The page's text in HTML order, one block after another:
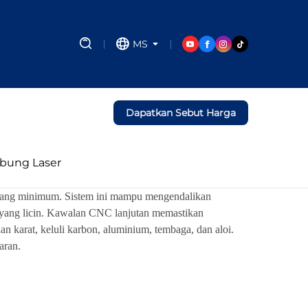
MS
Dapatkan Sebut Harga
Laser
minimum. Sistem ini mampu mengendalikan
licin. Kawalan CNC lanjutan memastikan
karat, keluli karbon, aluminium, tembaga, dan aloi.